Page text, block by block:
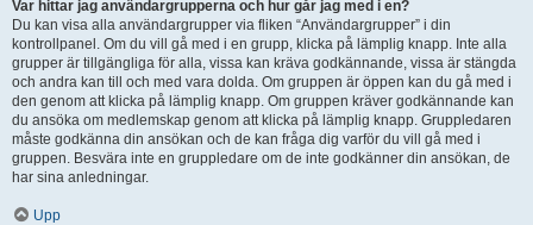
Var hittar jag användargrupperna och hur går jag med i en?
Du kan visa alla användargrupper via fliken “Användargrupper” i din
kontrollpanel. Om du vill gå med i en grupp, klicka på lämplig knapp. Inte alla
grupper är tillgängliga för alla, vissa kan kräva godkännande, vissa är stängda
och andra kan till och med vara dolda. Om gruppen är öppen kan du gå med i
den genom att klicka på lämplig knapp. Om gruppen kräver godkännande kan
du ansöka om medlemskap genom att klicka på lämplig knapp. Gruppledaren
måste godkänna din ansökan och de kan fråga dig varför du vill gå med i
gruppen. Besvära inte en gruppledare om de inte godkänner din ansökan, de
har sina anledningar.
Upp